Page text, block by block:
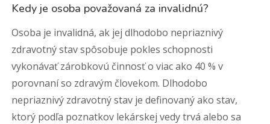
Kedy je osoba považovaná za invalidnú?
Osoba je invalidná, ak jej dlhodobo nepriaznivý
zdravotný stav spôsobuje pokles schopnosti
vykonávať zárobkovú činnosť o viac ako 40 % v
porovnaní so zdravým človekom. Dlhodobo
nepriaznivý zdravotný stav je definovaný ako stav,
ktorý podľa poznatkov lekárskej vedy trvá alebo sa